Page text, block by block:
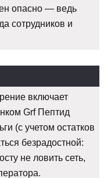
опасно — ведь
сотрудников и
включает
Grf Пептид
(с учетом остатков
безрадостной:
не ловить сеть,